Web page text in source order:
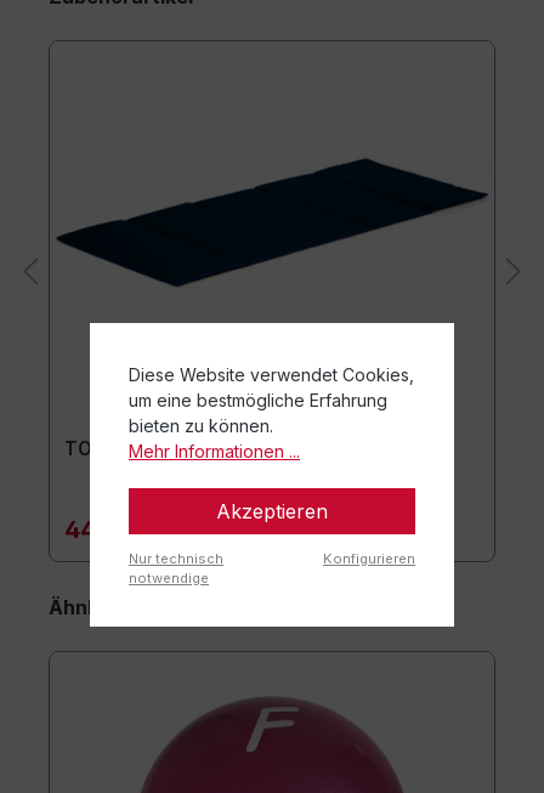
TOGU Premium Easy Matte
44,90 €*
Ähnliche Artikel
Diese Website verwendet Cookies,
um eine bestmögliche Erfahrung
bieten zu können.
Mehr Informationen ...
Akzeptieren
Nur technisch
notwendige
Konfigurieren